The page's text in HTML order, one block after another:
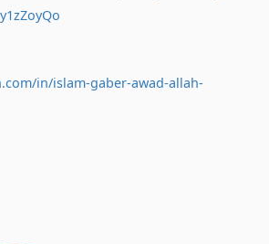
in/islam-gaber-awad-allah-